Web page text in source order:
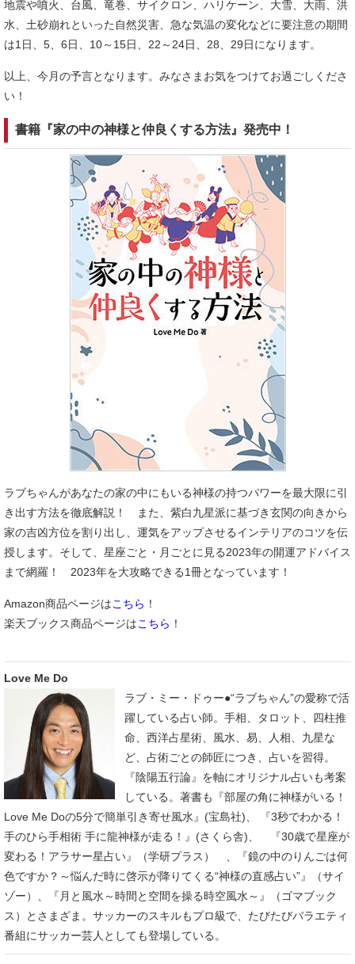
地震や噴火、台風、竜巻、サイクロン、ハリケーン、大雪、大雨、洪
水、土砂崩れといった自然災害、急な気温の変化などに要注意の期間
は1日、5、6日、10～15日、22～24日、28、29日になります。
以上、今月の予言となります。みなさまお気をつけてお過ごしくださ
い！
書籍『家の中の神様と仲良くする方法』発売中！
ラブちゃんがあなたの家の中にもいる神様の持つパワーを最大限に引
き出す方法を徹底解説！ また、紫白九星派に基づき玄関の向きから
家の吉凶方位を割り出し、運気をアップさせるインテリアのコツを伝
授します。そして、星座ごと・月ごとに見る2023年の開運アドバイス
まで網羅！ 2023年を大攻略できる1冊となっています！
Amazon商品ページはこちら ！
楽天ブックス商品ページはこちら ！
Love Me Do
ラブ・ミー・ドゥー●“ラブちゃん”の愛称で活
躍している占い師。手相、タロット、四柱推
命、西洋占星術、風水、易、人相、九星な
ど、占術ごとの師匠につき、占いを習得。
『陰陽五行論』を軸にオリジナル占いも考案
している。著書も『部屋の角に神様がいる！
Love Me Doの5分で簡単引き寄せ風水』(宝島社)、 『3秒でわかる！
手のひら手相術 手に龍神様が走る！』(さくら舎)、 『30歳で星座が
変わる！アラサー星占い』（学研プラス） 、『鏡の中のりんごは何
色ですか？～悩んだ時に啓示が降りてくる“神様の直感占い”』（サイ
ゾー）、『月と風水～時間と空間を操る時空風水～』（ゴマブック
ス）とさまざま。サッカーのスキルもプロ級で、たびたびバラエティ
番組にサッカー芸人としても登場している。